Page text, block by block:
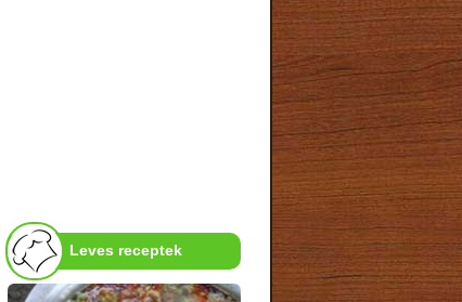
Leves receptek